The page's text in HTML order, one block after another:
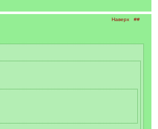
Наверх ##